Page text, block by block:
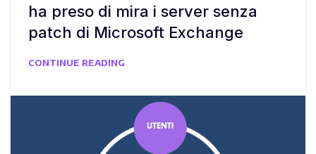
ha preso di mira i server senza
patch di Microsoft Exchange
CONTINUE READING